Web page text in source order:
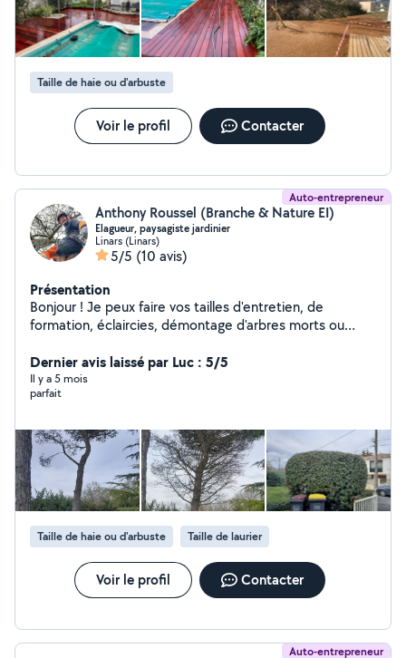
Taille de haie ou d'arbuste
Voir le profil Contacter
Auto-entrepreneur
Anthony Roussel (Branche & Nature EI)
Elagueur, paysagiste jardinier
Linars (Linars)
5/5 (10 avis)
Présentation
Bonjour ! Je peux faire vos tailles d'entretien, de
formation, éclaircies, démontage d'arbres morts ou
oiseaux , décorations en hauteur pour événements...
Inclus taille de haies, débroussailleuse, tonte,
désherbage. Un service sur mesure pour des jardins
Dernier avis laissé par Luc : 5/5
Il y a 5 mois
parfait
Taille de haie ou d'arbuste Taille de laurier
Voir le profil Contacter
Auto-entrepreneur